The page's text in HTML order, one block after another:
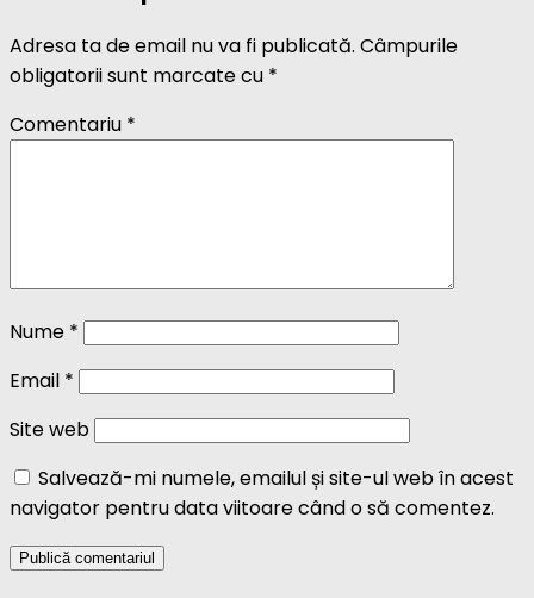
Adresa ta de email nu va fi publicată. Câmpurile
obligatorii sunt marcate cu *
Comentariu *
Nume *
Email *
Site web
Salvează-mi numele, emailul și site-ul web în acest
navigator pentru data viitoare când o să comentez.